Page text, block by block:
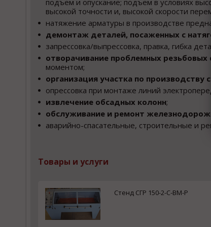
подъем и опускание; подъем в условиях
высокой точности и, высокой скорости
натяжение арматуры в производстве
демонтаж деталей, посаженных с
запрессовка/выпрессовка, правка, гибка
отворачивание проблемных резьбовых
моментом;
организация участка по производству
опрессовка при монтаже линий
извлечение обсадных колонн;
обслуживание и ремонт
аварийно-спасательные, строительные и
Товары и услуги
Стенд СГР 150-2-C-ВМ-Р